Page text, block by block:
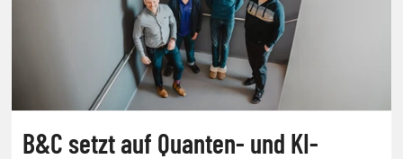
B&C setzt auf Quanten- und KI-